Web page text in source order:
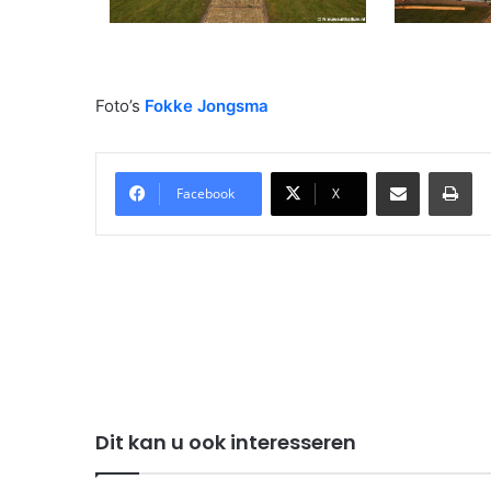
Foto’s Fokke Jongsma
Facebook X
Delen via Email
Dit kan u ook interesseren